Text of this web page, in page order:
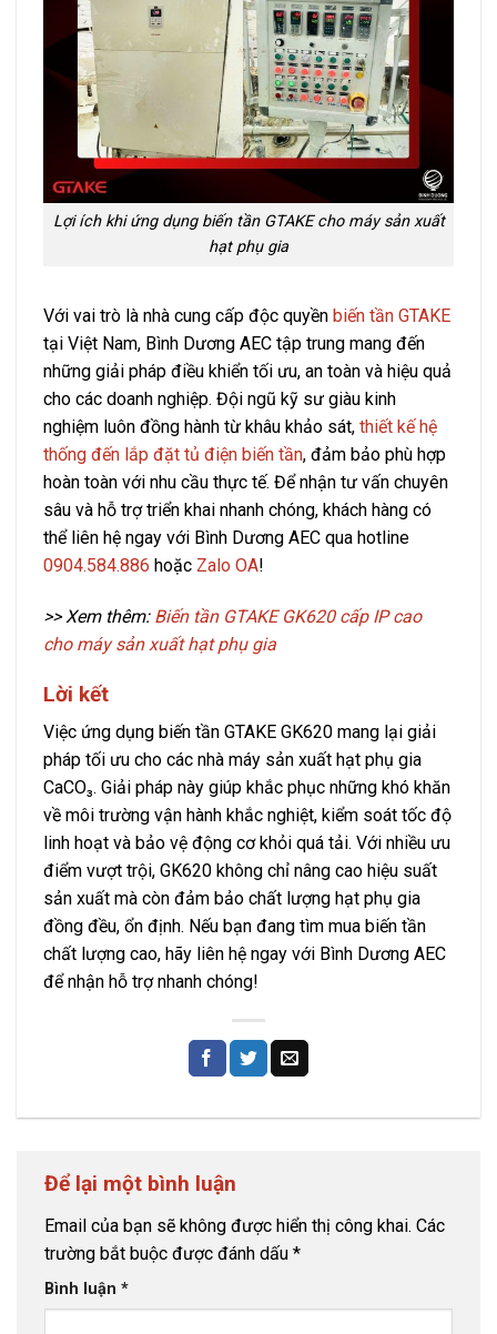
Lợi ích khi ứng dụng biến tần GTAKE cho máy sản xuất
hạt phụ gia
Với vai trò là nhà cung cấp độc quyền biến tần GTAKE
tại Việt Nam, Bình Dương AEC tập trung mang đến
những giải pháp điều khiển tối ưu, an toàn và hiệu quả
cho các doanh nghiệp. Đội ngũ kỹ sư giàu kinh
nghiệm luôn đồng hành từ khâu khảo sát, thiết kế hệ
thống đến lắp đặt tủ điện biến tần, đảm bảo phù hợp
hoàn toàn với nhu cầu thực tế. Để nhận tư vấn chuyên
sâu và hỗ trợ triển khai nhanh chóng, khách hàng có
thể liên hệ ngay với Bình Dương AEC qua hotline
0904.584.886 hoặc Zalo OA!
>> Xem thêm: Biến tần GTAKE GK620 cấp IP cao
cho máy sản xuất hạt phụ gia
Lời kết
Việc ứng dụng biến tần GTAKE GK620 mang lại giải
pháp tối ưu cho các nhà máy sản xuất hạt phụ gia
CaCO₃. Giải pháp này giúp khắc phục những khó khăn
về môi trường vận hành khắc nghiệt, kiểm soát tốc độ
linh hoạt và bảo vệ động cơ khỏi quá tải. Với nhiều ưu
điểm vượt trội, GK620 không chỉ nâng cao hiệu suất
sản xuất mà còn đảm bảo chất lượng hạt phụ gia
đồng đều, ổn định. Nếu bạn đang tìm mua biến tần
chất lượng cao, hãy liên hệ ngay với Bình Dương AEC
để nhận hỗ trợ nhanh chóng!
Để lại một bình luận
Email của bạn sẽ không được hiển thị công khai. Các
trường bắt buộc được đánh dấu *
Bình luận *